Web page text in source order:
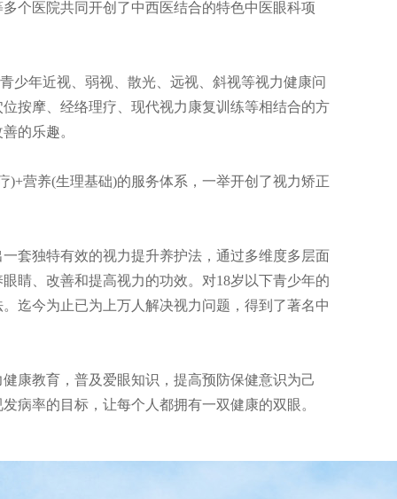
个医院共同开创了中西医结合的特色中医眼科项
少年近视、弱视、散光、远视、斜视等视力健康问
按摩、经络理疗、现代视力康复训练等相结合的方
的乐趣。
)+营养(生理基础)的服务体系，一举开创了视力矫正
套独特有效的视力提升养护法，通过多维度多层面
睛、改善和提高视力的功效。对18岁以下青少年的
迄今为止已为上万人解决视力问题，得到了著名中
康教育，普及爱眼知识，提高预防保健意识为己
病率的目标，让每个人都拥有一双健康的双眼。